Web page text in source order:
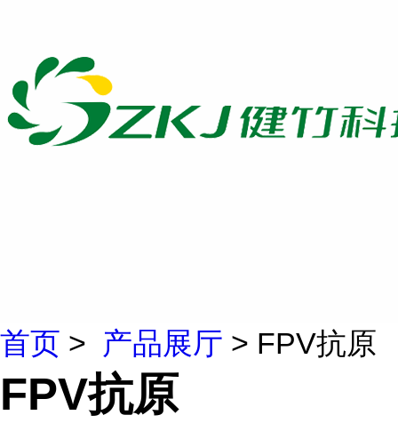
首页 > 产品展厅 > FPV抗原
FPV抗原